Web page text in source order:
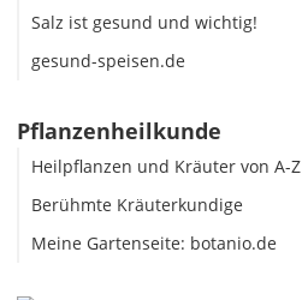
Salz ist gesund und wichtig!
gesund-speisen.de
Pflanzenheilkunde
Heilpflanzen und Kräuter von A-Z
Berühmte Kräuterkundige
Meine Gartenseite: botanio.de